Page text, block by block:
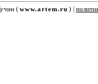
(www.artem.ru ) |